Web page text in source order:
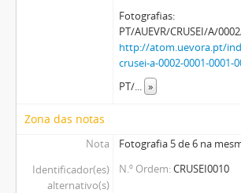
Fotografias:
PT/AUEVR/CRUSEI/A/
http://atom.uevora.pt/
crusei-a-0002-0001-0001-
PT/... »
Zona das notas
Nota
Fotografia 5 de 6 na
Identificador(es)
alternativo(s)
N.º Ordem CRUSEI0010